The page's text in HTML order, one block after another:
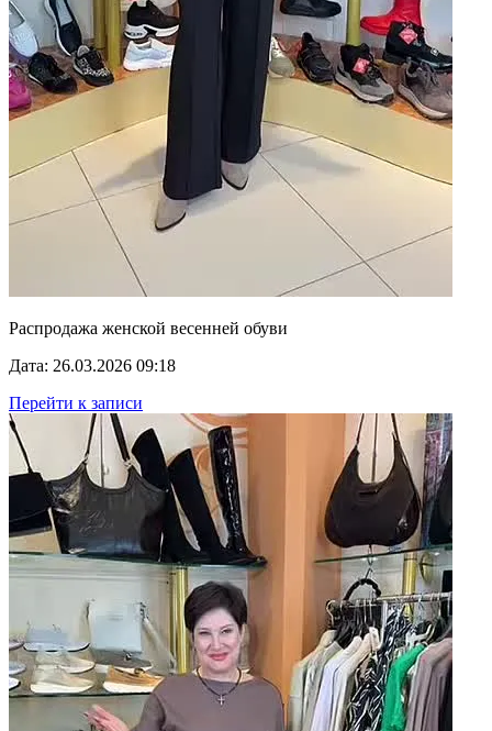
Распродажа женской весенней обуви
Дата: 26.03.2026 09:18
Перейти к записи